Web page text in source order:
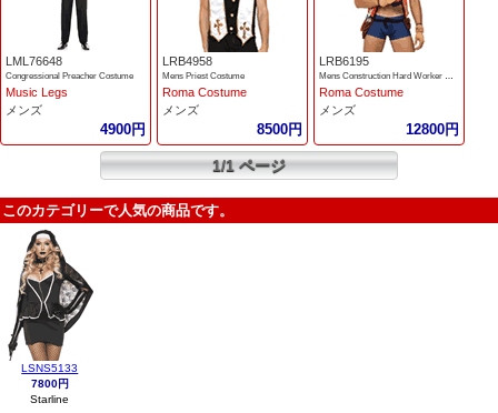
LML76648
Congressional Preacher Costume
Music Legs
メンズ
4900円
LRB4958
Mens Priest Costume
Roma Costume
メンズ
8500円
LRB6195
Roma Costume
メンズ
12800円
1/1 ページ
このカテゴリーで人気の商品です。
LSNS5133
7800円
Starline